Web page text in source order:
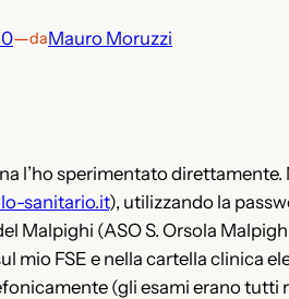
—daMauro Moruzzi
l’ho sperimentato
sanitario.it), utilizzando la
Malpighi (ASO S. Orsola
mio FSE e nella cartella clinica
(gli esami erano tutti